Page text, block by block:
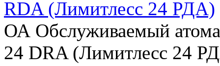
RDA (Лимитлесс 24 РДА)
ОА Обслуживаемый
24 DRA (Лимитлесс 24